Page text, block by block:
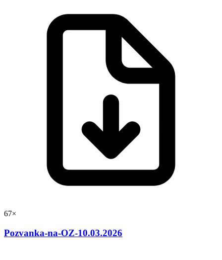
67×
Pozvanka-na-OZ-10.03.2026